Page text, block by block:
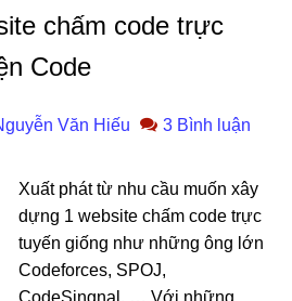
chấm code trực
Code
Văn Hiếu 3 Bình luận
Xuất phát từ nhu cầu muốn xây
dựng 1 website chấm code trực
tuyến giống như những ông lớn
Codeforces, SPOJ,
CodeSingnal, … Với những